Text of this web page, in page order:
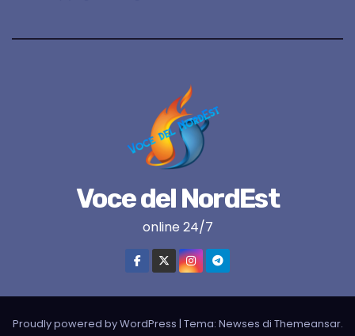
Voce del NordEst
online 24/7
Proudly powered by WordPress | Tema: Newses di Themeansar.